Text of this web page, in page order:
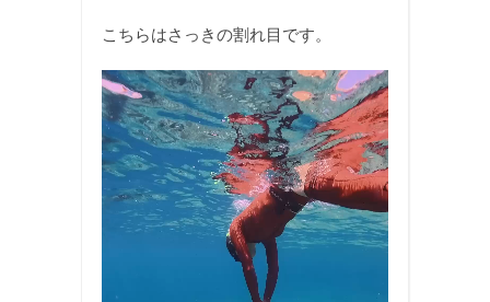
こちらはさっきの割れ目です。